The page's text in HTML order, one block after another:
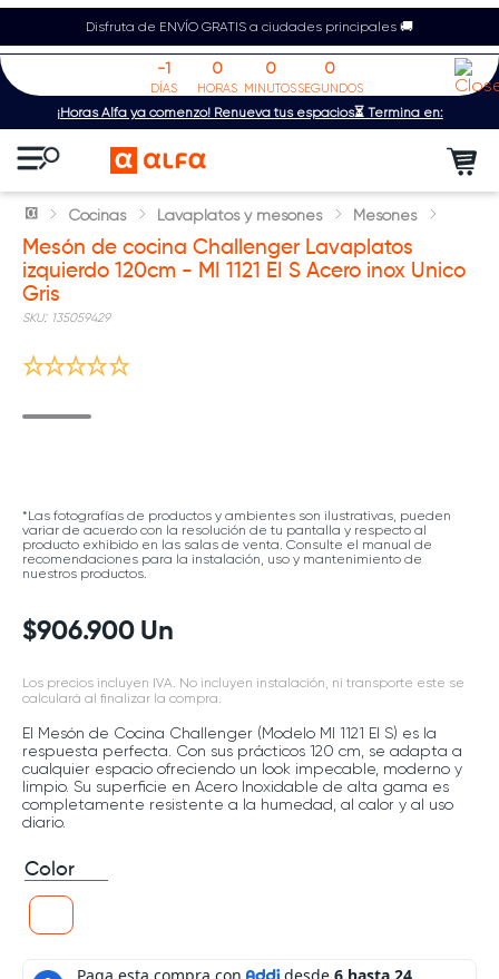
Disfruta de ENVÍO GRATIS a ciudades principales 🚚
¡Horas Alfa ya comenzó! Renueva tus espacios⏳ Termina en:
-1
DÍAS
0
HORAS
0
MINUTOS
0
SEGUNDOS
Cocinas Lavaplatos y mesones Mesones
Mesón de cocina Challenger Lavaplatos
izquierdo 120cm - MI 1121 EI S Acero inox Unico
Gris
: 135059429
*Las fotografías de productos y ambientes son ilustrativas, pueden
variar de acuerdo con la resolución de tu pantalla y respecto al
producto exhibido en las salas de venta. Consulte el manual de
recomendaciones para la instalación, uso y mantenimiento de
nuestros productos.
$906.900 Un
Los precios incluyen IVA. No incluyen instalación, ni transporte este se
calculará al finalizar la compra.
El Mesón de Cocina Challenger (Modelo MI 1121 EI S) es la
respuesta perfecta. Con sus prácticos 120 cm, se adapta a
cualquier espacio ofreciendo un look impecable, moderno y
limpio. Su superficie en Acero Inoxidable de alta gama es
completamente resistente a la humedad, al calor y al uso
diario.
Color